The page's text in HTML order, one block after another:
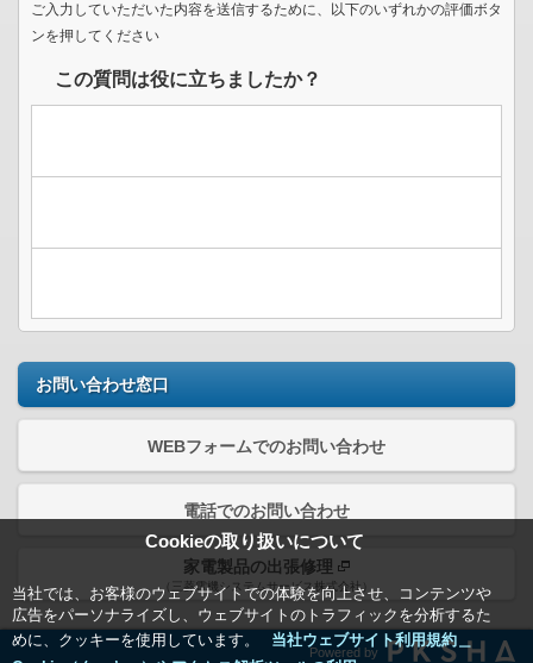
Cookieの取り扱いについて
当社では、お客様のウェブサイトでの体験を向上させ、コンテンツや
広告をパーソナライズし、ウェブサイトのトラフィックを分析するた
めに、クッキーを使用しています。
当社ウェブサイト利用規約＿
ご入力していただいた内容を送信するために、以下のいずれかの評価ボタ
ンを押してください
この質問は役に立ちましたか？
お問い合わせ窓口
WEBフォームでのお問い合わせ
電話でのお問い合わせ
家電製品の出張修理
（三菱電機システムサービス株式会社）
Powered by